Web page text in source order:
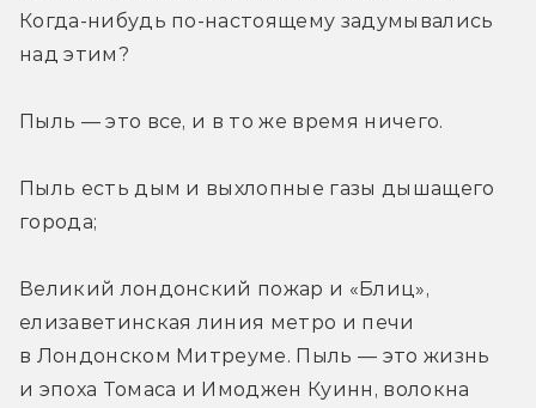
Когда-нибудь по-настоящему задумывались
над этим?
Пыль — это все, и в то же время ничего.
Пыль есть дым и выхлопные газы дышащего
города;
Великий лондонский пожар и «Блиц»,
елизаветинская линия метро и печи
в Лондонском Митреуме. Пыль — это жизнь
и эпоха Томаса и Имоджен Куинн, волокна